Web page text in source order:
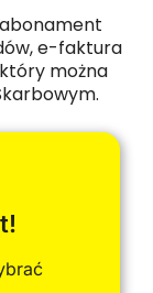
e-faktura
można